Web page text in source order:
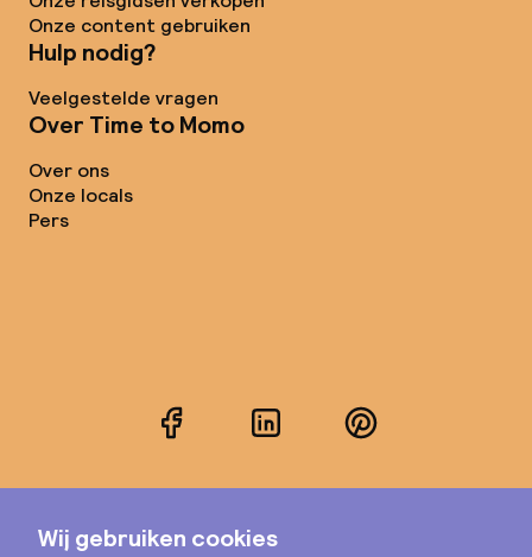
Onze content gebruiken
Hulp nodig?
Veelgestelde vragen
Over Time to Momo
Over ons
Onze locals
Pers
FacebookLinkedInPinterest
Instagram